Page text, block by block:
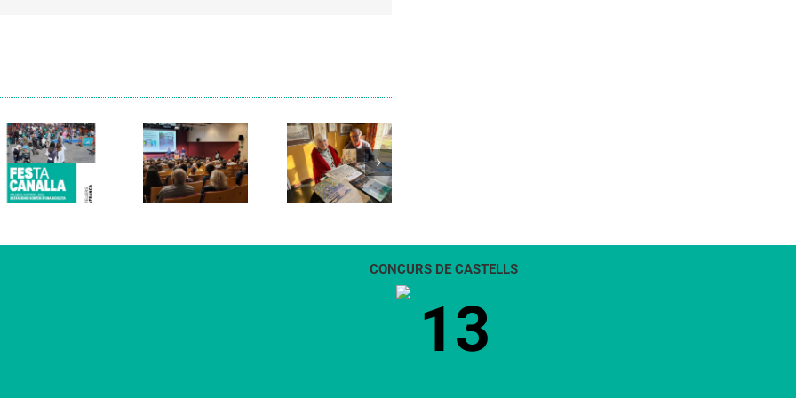
Cal Figarot
lidera el
primer
d’energia
comunitària
Els Verds
presenten el
llibre
“Petita
història
dels
CONCURS DE CASTELLS
13